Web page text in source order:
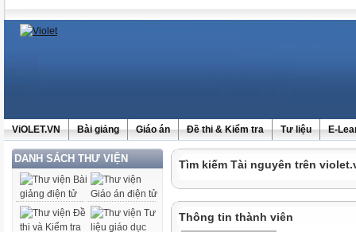
ViOLET.VN Bài giảng Giáo án Đề thi & Kiểm tra Tư liệu E-
DANH SÁCH THƯ VIỆN Tìm kiếm Tài nguyên trên
Thông tin thành viên